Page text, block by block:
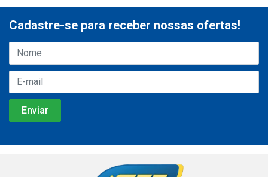
Cadastre-se para receber nossas ofertas!